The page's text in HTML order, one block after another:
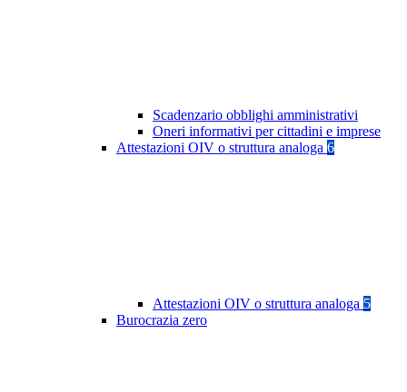
Scadenzario obblighi amministrativi
Oneri informativi per cittadini e imprese
Attestazioni OIV o struttura analoga 6
Attestazioni OIV o struttura analoga 5
Burocrazia zero